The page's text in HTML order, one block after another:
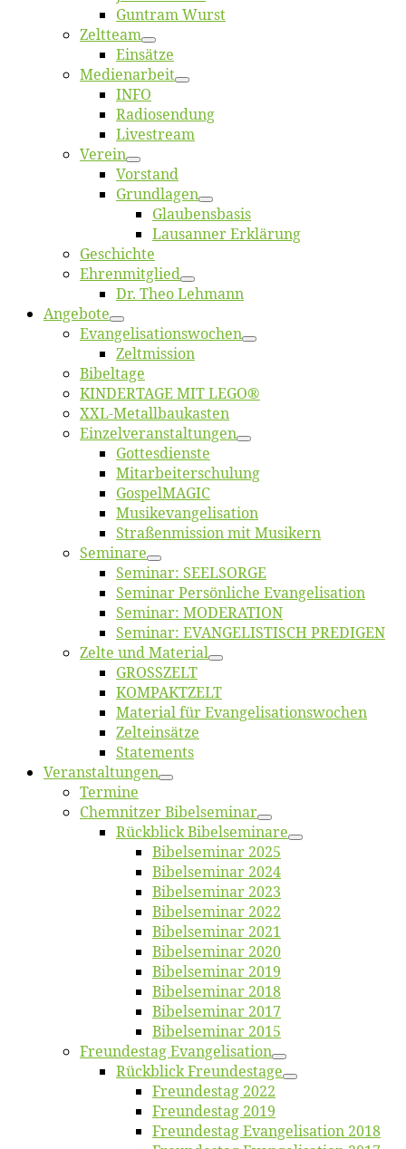
Gun­tram Wurst
Zelt­team
Ein­sät­ze
Me­di­en­ar­beit
INFO
Ra­dio­sen­dung
Live­stream
Ver­ein
Vor­stand
Grund­la­gen
Glaubens­ba­sis
Lausan­ner Erklärung
Ge­schich­te
Eh­ren­mit­glied
Dr. Theo Lehmann
An­ge­bo­te
Evangelisa­tions­wo­chen
Zelt­mis­si­on
Bi­bel­ta­ge
KINDERTAGE MIT LEGO®
XXL-Me­­tal­l­­bau­­kas­­ten
Einzelver­an­stal­tungen
Got­tes­diens­te
Mitarbeiter­schulung
Gos­pel­MA­GIC
Musikevan­ge­li­sa­tion
Straßenmis­sion mit Musikern
Se­mi­na­re
Se­mi­nar: SEELSORGE
Se­mi­nar Per­sön­li­che Evangelisation
Se­mi­nar: MODERATION
Se­mi­nar: EVANGELISTISCH PREDIGEN
Zel­te und Material
GROSSZELT
KOMPAKTZELT
Ma­te­ri­al für Evangelisationswochen
Zelt­ein­sät­ze
State­ments
Ver­an­stal­tun­gen
Ter­mi­ne
Chemnit­zer Bibelseminar
Rück­blick Bibelseminare
Bi­bel­se­mi­nar 2025
Bi­bel­se­mi­nar 2024
Bi­bel­se­mi­nar 2023
Bi­bel­se­mi­nar 2022
Bi­bel­se­mi­nar 2021
Bi­bel­se­mi­nar 2020
Bi­bel­se­mi­nar 2019
Bi­bel­se­mi­nar 2018
Bibelsemi­nar 2017
Bibelsemi­nar 2015
Freun­des­tag Evangelisation
Rück­blick Freundestage
Freun­des­tag 2022
Freun­des­tag 2019
Freun­des­tag Evan­ge­li­sa­ti­on 2018